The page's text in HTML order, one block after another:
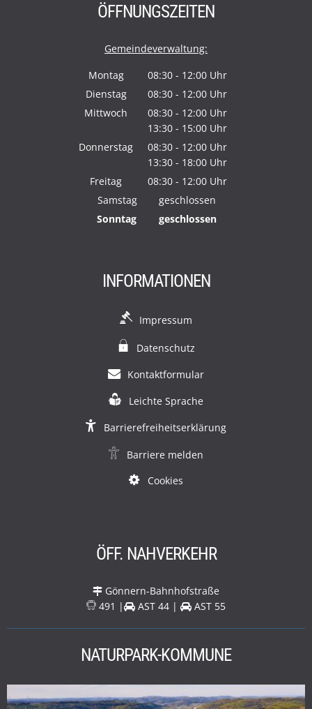
ÖFFNUNGSZEITEN
Gemeindeverwaltung:
Montag
08:30 - 12:00 Uhr
Von 08:30 bis 12:00 Uhr
Dienstag 08:30 - 12:00 Uhr
Von 08:30 bis 12:00 Uhr
Mittwoch 08:30 - 12:00 Uhr
Von 08:30 bis 12:00 Uhr
13:30 - 15:00 Uhr
Von 13:30 bis 15:00 Uhr
Donnerstag 08:30 - 12:00 Uhr
Von 08:30 bis 12:00 Uhr
13:30 - 18:00 Uhr
Von 13:30 bis 18:00 Uhr
Freitag 08:30 - 12:00 Uhr
Von 08:30 bis 12:00 Uhr
Samstag
geschlossen
Sonntag
geschlossen
INFORMATIONEN
Impressum
Datenschutz
Kontaktformular
Leichte Sprache
Barrierefreiheitserklärung
Barriere melden
Cookies
ÖFF. NAHVERKEHR
Gönnern-Bahnhofstraße
491 |
AST 44 | AST 55
NATURPARK-KOMMUNE